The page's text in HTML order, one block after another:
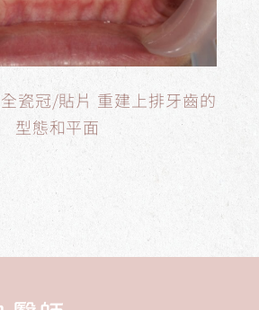
瓷冠/貼片 重建上排牙齒的
型態和平面